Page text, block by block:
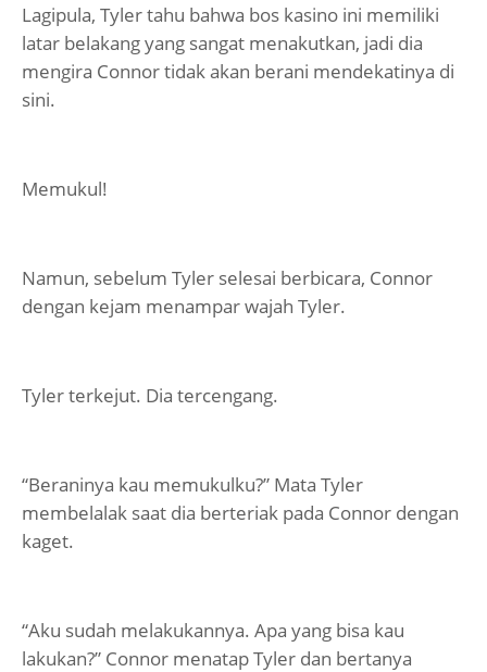
Lagipula, Tyler tahu bahwa bos kasino ini memiliki
latar belakang yang sangat menakutkan, jadi dia
mengira Connor tidak akan berani mendekatinya di
sini.
Memukul!
Namun, sebelum Tyler selesai berbicara, Connor
dengan kejam menampar wajah Tyler.
Tyler terkejut. Dia tercengang.
“Beraninya kau memukulku?” Mata Tyler
membelalak saat dia berteriak pada Connor dengan
kaget.
“Aku sudah melakukannya. Apa yang bisa kau
lakukan?” Connor menatap Tyler dan bertanya